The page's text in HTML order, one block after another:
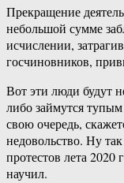
Прекращение
небольшой сумме
исчислении,
госчиновников,
Вот эти люди будут
либо займутся
свою очередь,
недовольство. Ну
протестов лета
научил.